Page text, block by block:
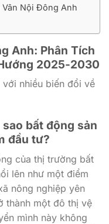
Nội Đông Anh
Anh: Phân Tích
2025-2030
nhiều biến đổi về
bất động sản
đầu tư?
của thị trường bất
lên như một điểm
nông nghiệp yên
thành một đô thị vệ
mình này không